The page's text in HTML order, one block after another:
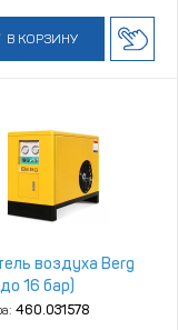
В КОРЗИНУ
воздуха Berg
16 бар)
460.031578